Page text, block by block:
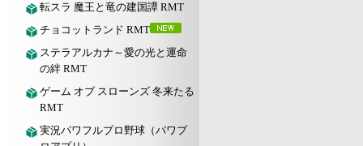
転スラ 魔王と竜の建国譚 RMT
チョコットランド RMT
ステラアルカナ～愛の光と運命
の絆 RMT
ゲーム オブ スローンズ 冬来たる
RMT
実況パワフルプロ野球（パワプ